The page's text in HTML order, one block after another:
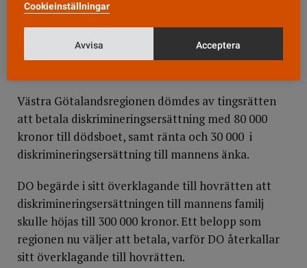
Tingsrätten konstaterade att mannens tillstånd
att det var fråga om en överträdelse av
Västra Götalandsregionen dömdes av tingsrätten
att betala diskrimineringsersättning med 80 000
kronor till dödsboet, samt ränta och 30 000 i
diskrimineringsersättning till mannens änka.
DO begärde i sitt överklagande till hovrätten att
diskrimineringsersättningen till mannens familj
skulle höjas till 300 000 kronor. Ett belopp som
regionen nu väljer att betala, varför DO återkallar
sitt överklagande till hovrätten.
Cookieinställningar
Avvisa Acceptera